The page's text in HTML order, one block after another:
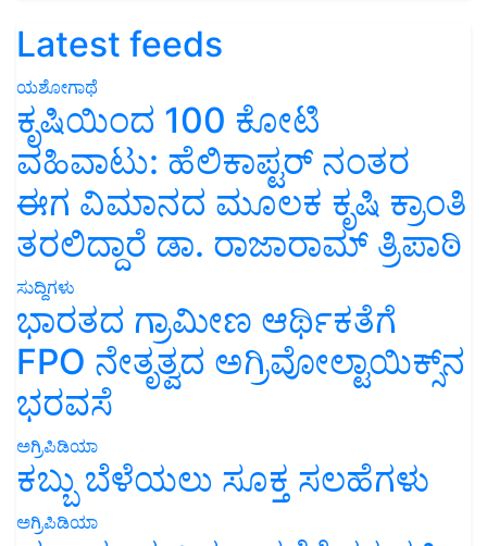
Latest feeds
ಯಶೋಗಾಥೆ
ಕೃಷಿಯಿಂದ 100 ಕೋಟಿ
ವಹಿವಾಟು: ಹೆಲಿಕಾಪ್ಟರ್ ನಂತರ
ಈಗ ವಿಮಾನದ ಮೂಲಕ ಕೃಷಿ ಕ್ರಾಂತಿ
ತರಲಿದ್ದಾರೆ ಡಾ. ರಾಜಾರಾಮ್ ತ್ರಿಪಾಠಿ
ಸುದ್ದಿಗಳು
ಭಾರತದ ಗ್ರಾಮೀಣ ಆರ್ಥಿಕತೆಗೆ
FPO ನೇತೃತ್ವದ ಅಗ್ರಿವೋಲ್ಟಾಯಿಕ್ಸ್‌ನ
ಭರವಸೆ
ಅಗ್ರಿಪಿಡಿಯಾ
ಕಬ್ಬು ಬೆಳೆಯಲು ಸೂಕ್ತ ಸಲಹೆಗಳು
ಅಗ್ರಿಪಿಡಿಯಾ